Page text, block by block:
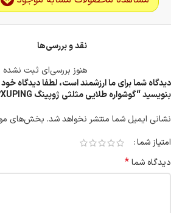
نقد و بررسی‌ها
هنوز بررسی‌ای ثبت
دیدگاه شما برای ما ارزشمند است، لطفا دیدگاه
بنویسید “گوشواره طلایی مثلثی ژوپینگ XUPING”
نشانی ایمیل شما منتشر نخواهد شد. بخش‌های
امتیاز شما
دیدگاه شما*